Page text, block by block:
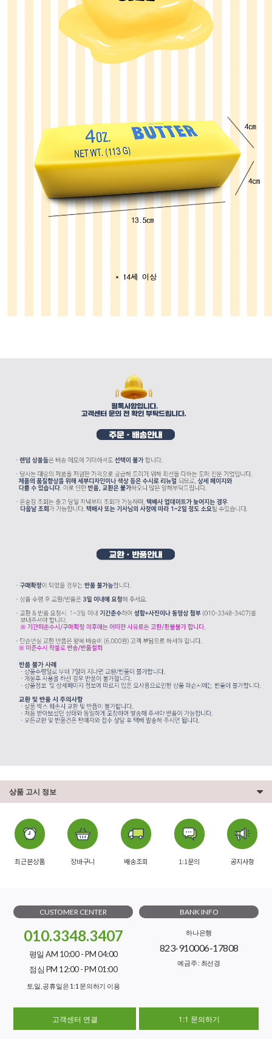
상품 고시 정보
최근본상품 장바구니 배송조회 1:1문의 공지사항
CUSTOMER CENTER
010.3348.3407
평일 AM 10:00 - PM 04:00
점심 PM 12:00 - PM 01:00
토,일, 공휴일은 1:1 문의하기 이용
BANK INFO
하나은행
823-910006-17808
예금주 : 최선경
고객센터 연결 1:1 문의하기